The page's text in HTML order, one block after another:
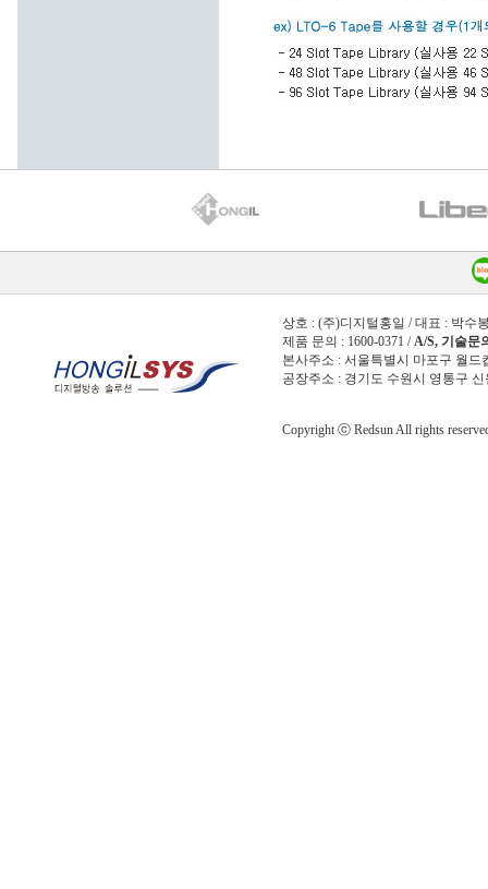
상호 : (주)디지털홍일 / 대표 : 박수
제품 문의 : 1600-0371 /A/S, 기술문
본사주소 : 서울특별시 마포구 월드
공장주소 : 경기도 수원시 영통구
Copyright ⓒ Redsun All rights